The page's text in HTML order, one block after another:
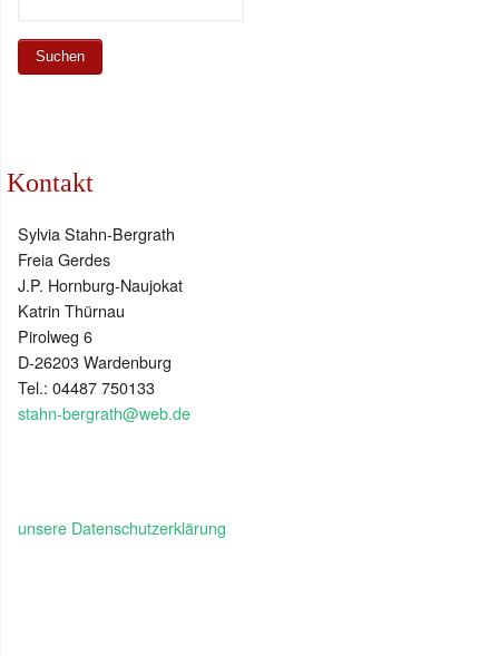
Kontakt
Sylvia Stahn-Bergrath
Freia Gerdes
J.P. Hornburg-Naujokat
Katrin Thürnau
Pirolweg 6
D-26203 Wardenburg
Tel.: 04487 750133
stahn-bergrath@web.de
unsere Datenschutzerklärung